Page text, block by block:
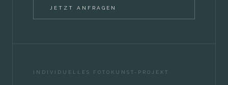
JETZT ANFRAGEN
INDIVIDUELLES FOTOKUNST-PROJEKT